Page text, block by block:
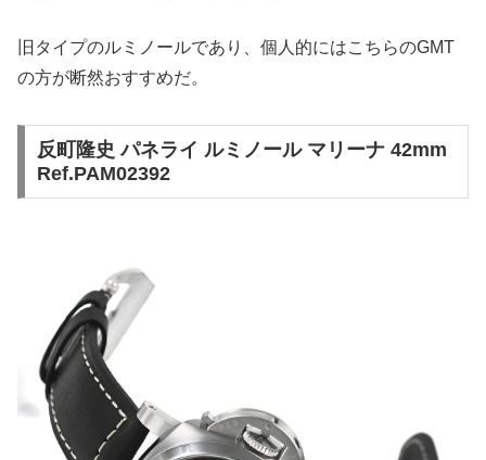
旧タイプのルミノールであり、個人的にはこちらのGMT
の方が断然おすすめだ。
反町隆史 パネライ ルミノール マリーナ 42mm
Ref.PAM02392